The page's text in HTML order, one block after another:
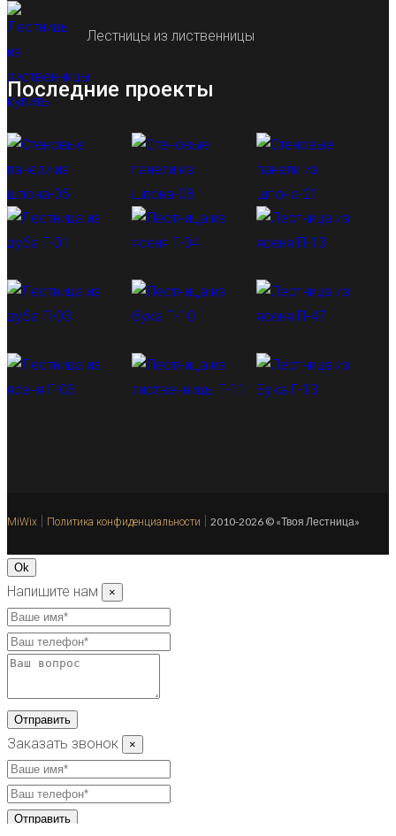
Лестницы из лиственницы
Последние проекты
MiWix | Политика конфиденциальности | 2010-2026 © «Твоя Лестница»
Ok
Напишите нам ×
Отправить
Заказать звонок ×
Отправить